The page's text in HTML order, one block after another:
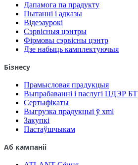
Дапамога па прадукту
Пытанні і адказы
Відеэаурокі
Сэрвісныя цэнтры
Фірмовы сэрвісны цэнтр
Дзе набыць камплектуючыя
Бізнесу
Прамысловая прадукцыя
Выпрабаванні і паслугі ЦДЭР БТ
Сертыфікаты
Выгрузка прадукцыі ў xml
Закупкі
Пастаўшчыкам
Аб кампаніі